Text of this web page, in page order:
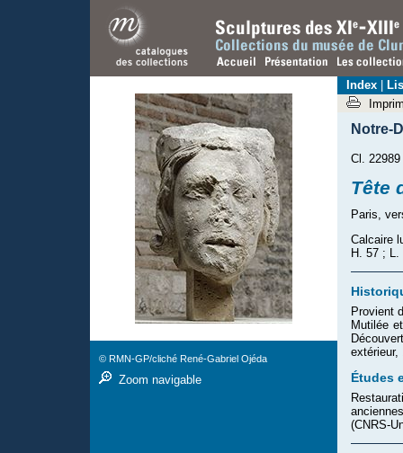
Notre-
Cl. 22989
Tête
Paris,
Calcaire
H. 57 ;
Provient
Mutilée
extérieur,
Études
(CNRS-
© RMN-GP/cliché René-Gabriel Ojéda
Zoom navigable
Index